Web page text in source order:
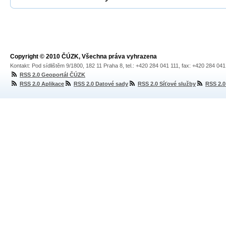
Copyright © 2010 ČÚZK, Všechna práva vyhrazena
Kontakt: Pod sídlištěm 9/1800, 182 11 Praha 8, tel.: +420 284 041 111, fax: +420 284
RSS 2.0 Geoportál ČÚZK
RSS 2.0 Aplikace
RSS 2.0 Datové sady RSS 2.0 Síťové služby RSS